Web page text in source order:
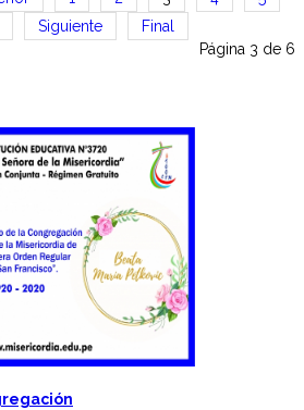
Siguiente
Final
Página 3 de 6